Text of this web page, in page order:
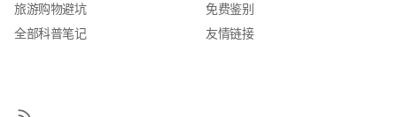
旅游购物避坑
全部科普笔记
免费鉴别
友情链接